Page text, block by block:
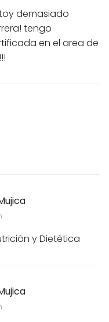
demasiado
tengo
en el area de
y Dietética